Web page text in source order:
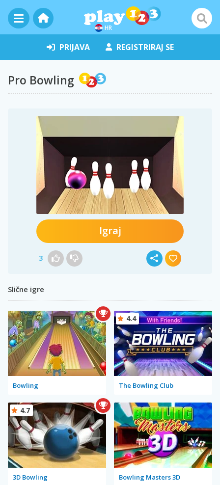
HR
PRIJAVA REGISTRIRAJ SE
Pro Bowling
Igraj
3
Slične igre
Bowling The Bowling Club
4.4
3D Bowling
4.7
Bowling Masters 3D